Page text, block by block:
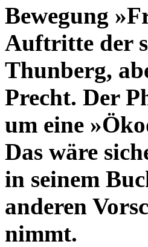
Bewegung
Auftritte der
Thunberg,
Precht. Der
um eine
Das wäre
in seinem
anderen
nimmt.